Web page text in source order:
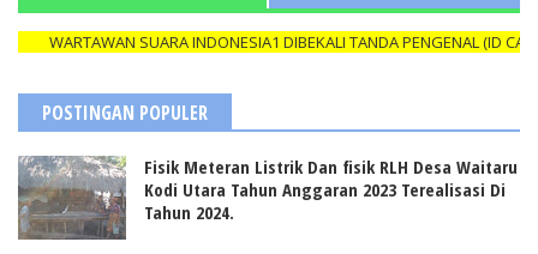
WARTAWAN SUARA INDONESIA1 DIBEKALI TANDA PENGENAL (ID CARD)
POSTINGAN POPULER
Fisik Meteran Listrik Dan fisik RLH Desa Waitaru
Kodi Utara Tahun Anggaran 2023 Terealisasi Di
Tahun 2024.